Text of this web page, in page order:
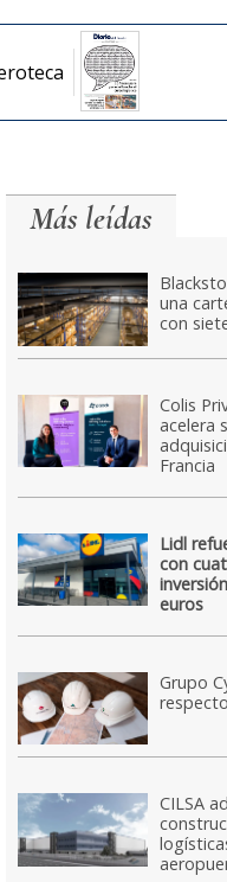
Más leídas
una
con
Colis
acelera
Francia
Lidl
con
euros
Grupo
CILSA